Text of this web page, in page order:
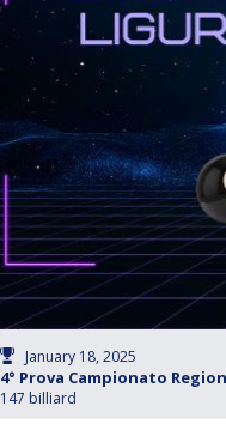
January 18, 2025
4° Prova Campionato
147 billiard